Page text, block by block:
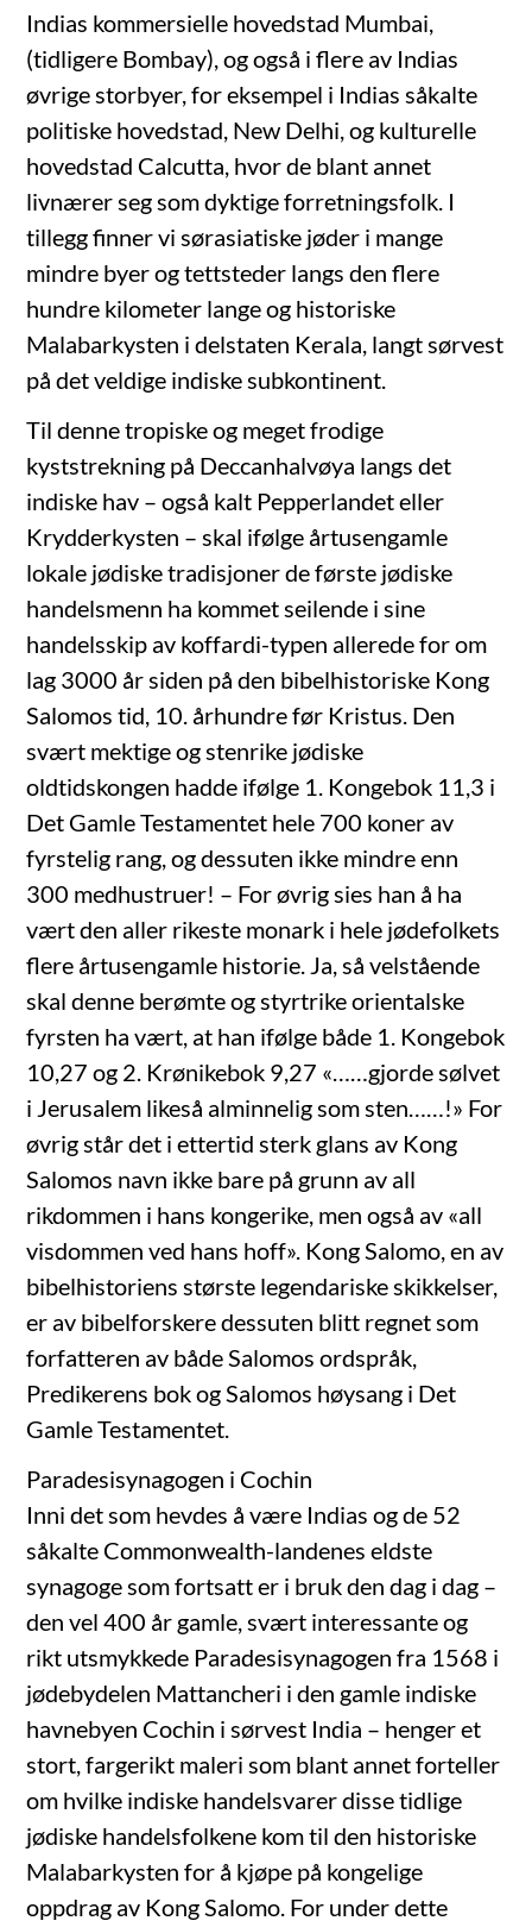
Indias kommersielle hovedstad Mumbai,
(tidligere Bombay), og også i flere av Indias
øvrige storbyer, for eksempel i Indias såkalte
politiske hovedstad, New Delhi, og kulturelle
hovedstad Calcutta, hvor de blant annet
livnærer seg som dyktige forretningsfolk. I
tillegg finner vi sørasiatiske jøder i mange
mindre byer og tettsteder langs den flere
hundre kilometer lange og historiske
Malabarkysten i delstaten Kerala, langt sørvest
på det veldige indiske subkontinent.
Til denne tropiske og meget frodige
kyststrekning på Deccanhalvøya langs det
indiske hav – også kalt Pepperlandet eller
Krydderkysten – skal ifølge årtusengamle
lokale jødiske tradisjoner de første jødiske
handelsmenn ha kommet seilende i sine
handelsskip av koffardi-typen allerede for om
lag 3000 år siden på den bibelhistoriske Kong
Salomos tid, 10. århundre før Kristus. Den
svært mektige og stenrike jødiske
oldtidskongen hadde ifølge 1. Kongebok 11,3 i
Det Gamle Testamentet hele 700 koner av
fyrstelig rang, og dessuten ikke mindre enn
300 medhustruer! – For øvrig sies han å ha
vært den aller rikeste monark i hele jødefolkets
flere årtusengamle historie. Ja, så velstående
skal denne berømte og styrtrike orientalske
fyrsten ha vært, at han ifølge både 1. Kongebok
10,27 og 2. Krønikebok 9,27 «……gjorde sølvet
i Jerusalem likeså alminnelig som sten……!» For
øvrig står det i ettertid sterk glans av Kong
Salomos navn ikke bare på grunn av all
rikdommen i hans kongerike, men også av «all
visdommen ved hans hoff». Kong Salomo, en av
bibelhistoriens største legendariske skikkelser,
er av bibelforskere dessuten blitt regnet som
forfatteren av både Salomos ordspråk,
Predikerens bok og Salomos høysang i Det
Gamle Testamentet.
Paradesisynagogen i Cochin
Inni det som hevdes å være Indias og de 52
såkalte Commonwealth-landenes eldste
synagoge som fortsatt er i bruk den dag i dag –
den vel 400 år gamle, svært interessante og
rikt utsmykkede Paradesisynagogen fra 1568 i
jødebydelen Mattancheri i den gamle indiske
havnebyen Cochin i sørvest India – henger et
stort, fargerikt maleri som blant annet forteller
om hvilke indiske handelsvarer disse tidlige
jødiske handelsfolkene kom til den historiske
Malabarkysten for å kjøpe på kongelige
oppdrag av Kong Salomo. For under dette